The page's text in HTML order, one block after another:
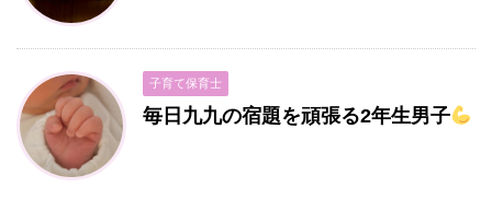
子育て保育士
毎日九九の宿題を頑張る2年生男子